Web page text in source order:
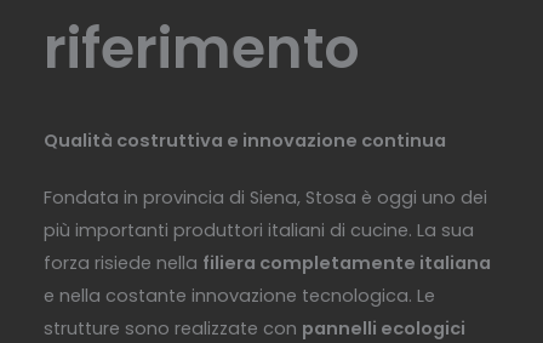
riferimento
Qualità costruttiva e innovazione continua
Fondata in provincia di Siena, Stosa è oggi uno dei
più importanti produttori italiani di cucine. La sua
forza risiede nella filiera completamente italiana
e nella costante innovazione tecnologica. Le
strutture sono realizzate con pannelli ecologici